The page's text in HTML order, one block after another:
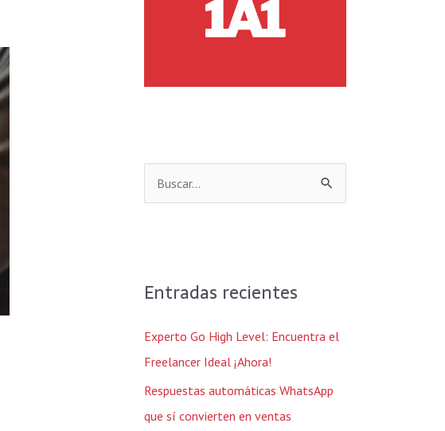
a
p
o
r
:
Entradas recientes
Experto Go High Level: Encuentra el
Freelancer Ideal ¡Ahora!
Respuestas automáticas WhatsApp
que sí convierten en ventas